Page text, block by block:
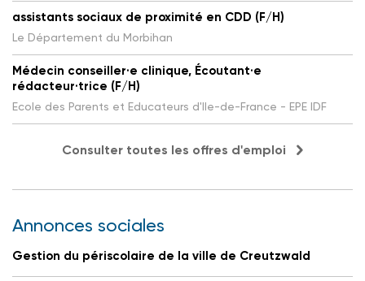
assistants sociaux de proximité en CDD (F/H)
Le Département du Morbihan
Médecin conseiller·e clinique, Écoutant·e
rédacteur·trice (F/H)
Ecole des Parents et Educateurs d'Ile-de-France - EPE IDF
Consulter toutes les offres d'emploi
Annonces sociales
Gestion du périscolaire de la ville de Creutzwald